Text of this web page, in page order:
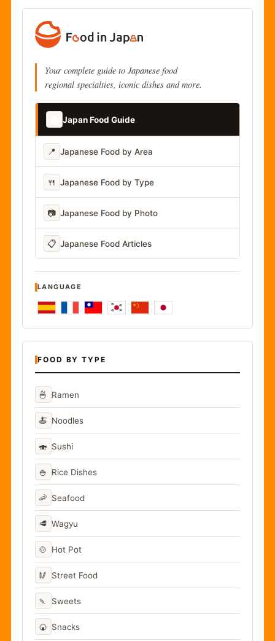
Your complete guide to Japanese food
regional specialties, iconic dishes and more.
Japan Food Guide
📍 Japanese Food by Area
🍴 Japanese Food by Type
📷 Japanese Food by Photo
📋 Japanese Food Articles
LANGUAGE
FOOD BY TYPE
🍜 Ramen
🍝 Noodles
🍣 Sushi
🍚 Rice Dishes
🦐 Seafood
🥩 Wagyu
🍲 Hot Pot
🥢 Street Food
🍡 Sweets
🍘 Snacks